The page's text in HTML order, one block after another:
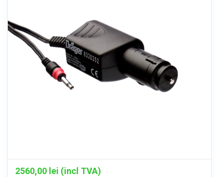
2560,00 lei (incl TVA)